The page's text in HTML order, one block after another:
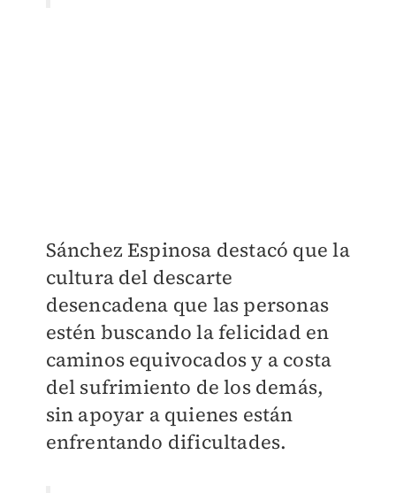
Sánchez Espinosa destacó que la
cultura del descarte
desencadena que las personas
estén buscando la felicidad en
caminos equivocados y a costa
del sufrimiento de los demás,
sin apoyar a quienes están
enfrentando dificultades.